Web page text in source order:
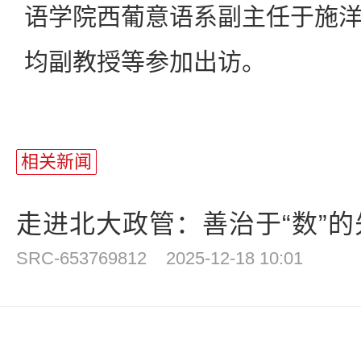
语学院西葡意语系副主任于施
均副教授等参加出访。
相关新闻
走进北大政管：善治于“数”
SRC-653769812 2025-12-18 10:01